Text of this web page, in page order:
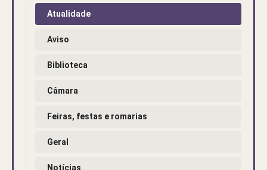
Atualidade
Aviso
Biblioteca
Câmara
Feiras, festas e romarias
Geral
Notícias